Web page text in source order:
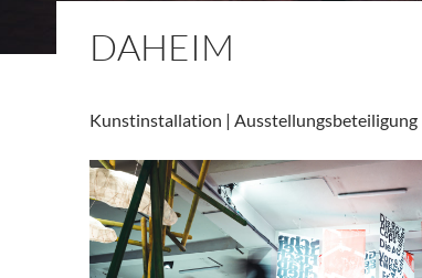
DAHEIM
Kunstinstallation | Ausstellungsbeteiligung